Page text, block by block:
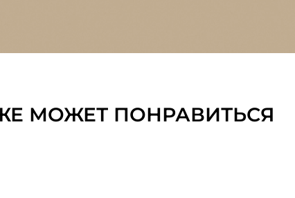
МОЖЕТ ПОНРАВИТЬСЯ